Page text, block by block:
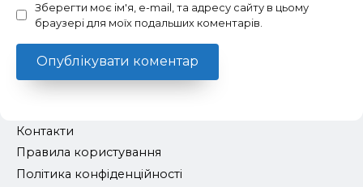
Зберегти моє ім'я, e-mail, та адресу сайту в цьому
браузері для моїх подальших коментарів.
Контакти
Правила користування
Політика конфіденційності